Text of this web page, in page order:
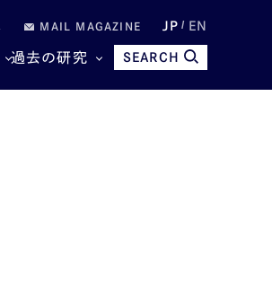
MAIL MAGAZINE JP EN
過去の研究 SEARCH